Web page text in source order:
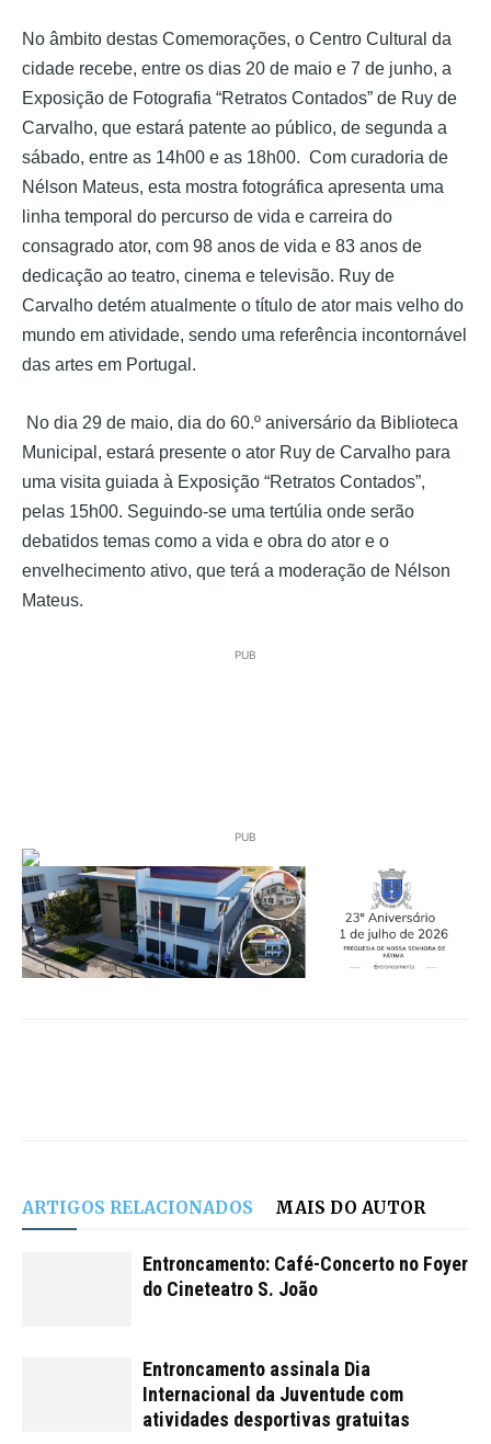
No âmbito destas Comemorações, o Centro Cultural da
cidade recebe, entre os dias 20 de maio e 7 de junho, a
Exposição de Fotografia “Retratos Contados” de Ruy de
Carvalho, que estará patente ao público, de segunda a
sábado, entre as 14h00 e as 18h00. Com curadoria de
Nélson Mateus, esta mostra fotográfica apresenta uma
linha temporal do percurso de vida e carreira do
consagrado ator, com 98 anos de vida e 83 anos de
dedicação ao teatro, cinema e televisão. Ruy de
Carvalho detém atualmente o título de ator mais velho do
mundo em atividade, sendo uma referência incontornável
das artes em Portugal.
No dia 29 de maio, dia do 60.º aniversário da Biblioteca
Municipal, estará presente o ator Ruy de Carvalho para
uma visita guiada à Exposição “Retratos Contados”,
pelas 15h00. Seguindo-se uma tertúlia onde serão
debatidos temas como a vida e obra do ator e o
envelhecimento ativo, que terá a moderação de Nélson
Mateus.
PUB
PUB
ARTIGOS RELACIONADOS MAIS DO AUTOR
Entroncamento: Café-Concerto no Foyer
do Cineteatro S. João
Entroncamento assinala Dia
Internacional da Juventude com
atividades desportivas gratuitas